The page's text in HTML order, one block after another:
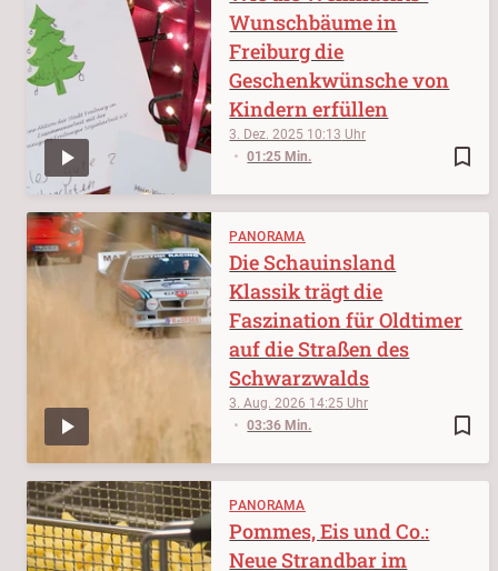
bookmark_border
3. Dez. 2025 10:13
01:25 Min.
Wunschbäume in
Freiburg die
Geschenkwünsche von
Kindern erfüllen
PANORAMA
bookmark_border
3. Aug. 2026 14:25
03:36 Min.
Die Schauinsland
Klassik trägt die
Faszination für Oldtimer
auf die Straßen des
Schwarzwalds
PANORAMA
Pommes, Eis und Co.:
Neue Strandbar im